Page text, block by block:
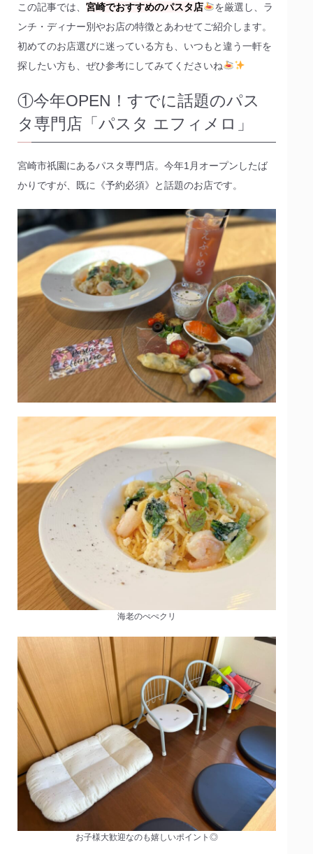
この記事では、 宮崎でおすすめのパスタ店
を厳選し、ラ
ンチ・ディナー別やお店の特徴とあわせてご紹介します。
初めてのお店選びに迷っている方も、いつもと違う一軒を
探したい方も、ぜひ参考にしてみてくださいね
①今年OPEN！すでに話題のパス
タ専門店「パスタ エフィメロ」
宮崎市祇園にあるパスタ専門店。今年1月オープンしたば
かりですが、既に《予約必須》と話題のお店です。
海老のぺぺクリ
お子様大歓迎なのも嬉しいポイント◎